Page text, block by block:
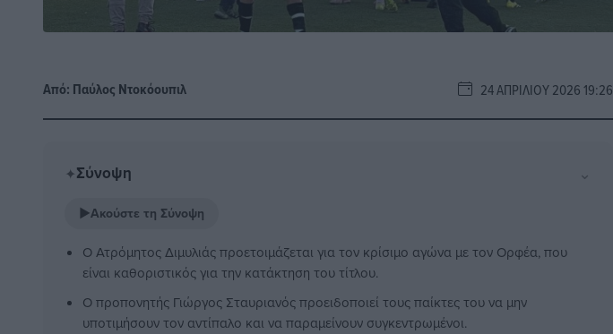
Από: Παύλος Nτοκόουπιλ 24 ΑΠΡΙΛΊΟΥ 2026 19:26
✦Σύνοψη ⌄
▶Ακούστε τη Σύνοψη
Ο Ατρόμητος Διμυλιάς προετοιμάζεται για τον κρίσιμο αγώνα με τον Ορφέα, που
είναι καθοριστικός για την κατάκτηση του τίτλου.
Ο προπονητής Γιώργος Σταυριανός προειδοποιεί τους παίκτες του να μην
υποτιμήσουν τον αντίπαλο και να παραμείνουν συγκεντρωμένοι.